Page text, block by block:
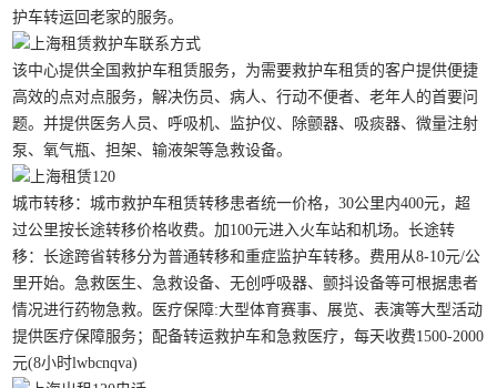
护车转运回老家的服务。
该中心提供全国救护车租赁服务，为需要救护车租赁的客户提供便捷
高效的点对点服务，解决伤员、病人、行动不便者、老年人的首要问
题。并提供医务人员、呼吸机、监护仪、除颤器、吸痰器、微量注射
泵、氧气瓶、担架、输液架等急救设备。
城市转移：城市救护车租赁转移患者统一价格，30公里内400元，超
过公里按长途转移价格收费。加100元进入火车站和机场。长途转
移：长途跨省转移分为普通转移和重症监护车转移。费用从8-10元/公
里开始。急救医生、急救设备、无创呼吸器、颤抖设备等可根据患者
情况进行药物急救。医疗保障:大型体育赛事、展览、表演等大型活动
提供医疗保障服务；配备转运救护车和急救医疗，每天收费1500-2000
元(8小时lwbcnqva)